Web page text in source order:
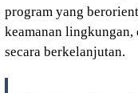
program yang
keamanan lingkungan,
secara berkelanjutan.